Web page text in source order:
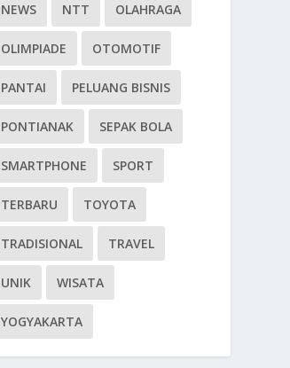
NEWS NTT OLAHRAGA
OLIMPIADE OTOMOTIF
PANTAI PELUANG BISNIS
PONTIANAK SEPAK BOLA
SMARTPHONE SPORT
TERBARU TOYOTA
TRADISIONAL TRAVEL
UNIK WISATA
YOGYAKARTA